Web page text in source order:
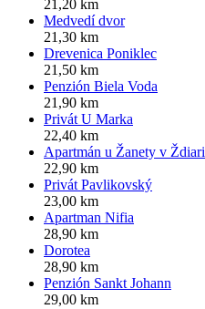
21,20 km
Medvedí dvor
21,30 km
Drevenica Poniklec
21,50 km
Penzión Biela Voda
21,90 km
Privát U Marka
22,40 km
Apartmán u Žanety v Ždiari
22,90 km
Privát Pavlikovský
23,00 km
Apartman Nifia
28,90 km
Dorotea
28,90 km
Penzión Sankt Johann
29,00 km